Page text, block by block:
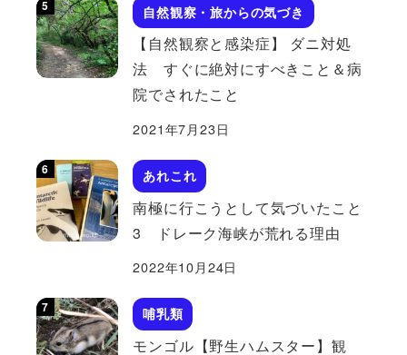
自然観察・旅からの気づき
【自然観察と感染症】 ダニ対処
法 すぐに絶対にすべきこと＆病
院でされたこと
2021年7月23日
あれこれ
南極に行こうとして気づいたこと
3 ドレーク海峡が荒れる理由
2022年10月24日
哺乳類
モンゴル【野生ハムスター】観